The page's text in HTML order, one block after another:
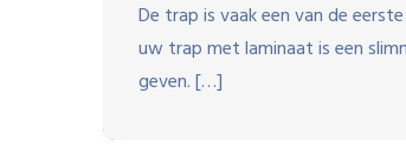
De trap is vaak een van de
uw trap met laminaat is een
geven. […]